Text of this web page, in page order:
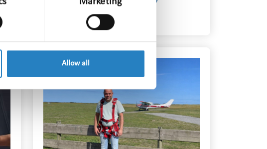
Allow all
mrt 05, 2026